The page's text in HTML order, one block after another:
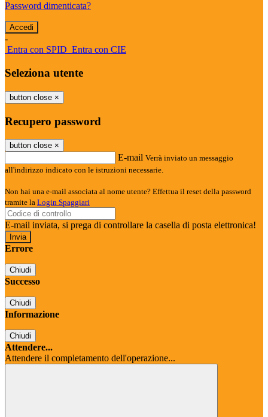
Password dimenticata?
-
Entra con SPID Entra con CIE
Seleziona utente
button close ×
Recupero password
button close ×
E-mail Verrà inviato un messaggio
all'indirizzo indicato con le istruzioni necessarie.
Non hai una e-mail associata al nome utente? Effettua il reset della password
tramite la Login Spaggiari
E-mail inviata, si prega di controllare la casella di posta elettronica!
Errore
Chiudi
Successo
Chiudi
Informazione
Chiudi
Attendere...
Attendere il completamento dell'operazione...